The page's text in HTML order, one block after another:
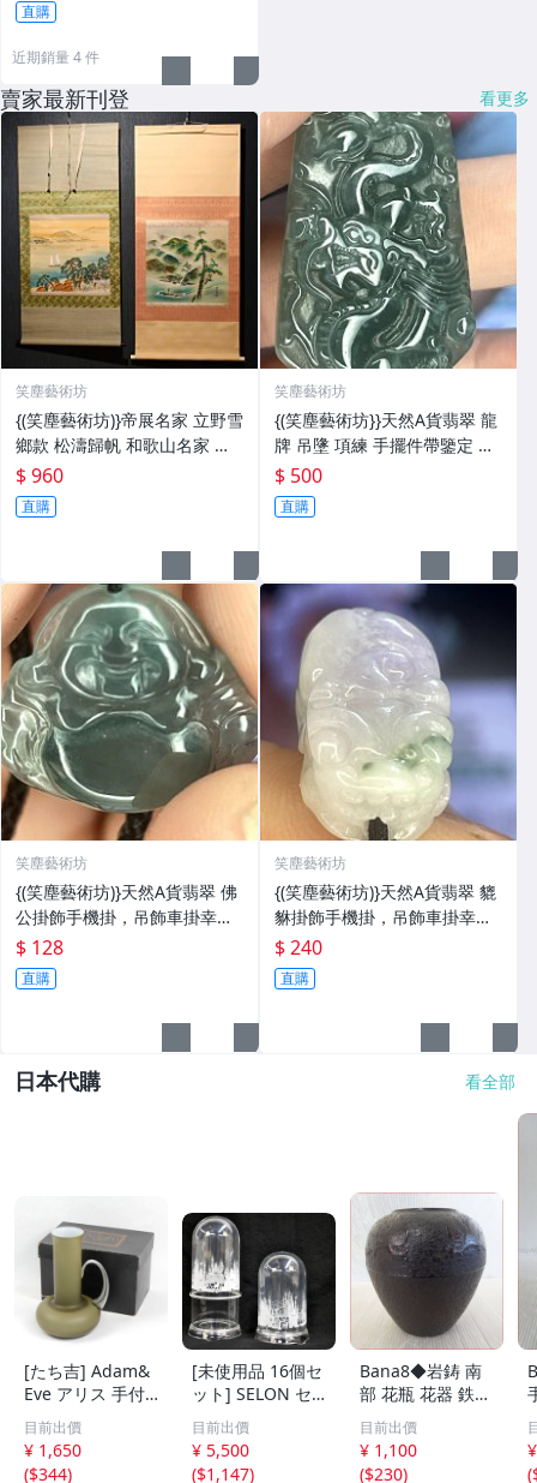
直購
近期銷量 4 件
賣家最新刊登 看更多
笑塵藝術坊
{(笑塵藝術坊)}帝展名家 立野雪
鄉款 松濤歸帆 和歌山名家 前
田蒼風 嵐峽流筏 絹本二軸 -軸
畫 茶掛 書法 絹本 山水 花鳥
人物 走獸
$ 960
直購
笑塵藝術坊
{(笑塵藝術坊}}天然A貨翡翠 龍
牌 吊墬 項練 手擺件帶鑒定 檢
漏一波
$ 500
直購
笑塵藝術坊
{(笑塵藝術坊)}天然A貨翡翠 佛
公掛飾手機掛，吊飾車掛幸運
符
$ 128
直購
笑塵藝術坊
{(笑塵藝術坊)}天然A貨翡翠 貔
貅掛飾手機掛，吊飾車掛幸運
符
$ 240
直購
日本代購 看全部
[たち吉] Adam&
Eve アリス 手付
花生 長 SM GA-1
06 高さ24cm
目前出價
¥ 1,650
($344)
[未使用品 16個セ
ット] SELON セ
ロンドーム クリ
アー 120L プリン
ト アダプター付
目前出價
¥ 5,500
($1,147)
Bana8◆岩鋳 南
部 花瓶 花器 鉄瓶
鉄器 和風 飾壺 イ
ンテリア
目前出價
¥ 1,100
($230)
(